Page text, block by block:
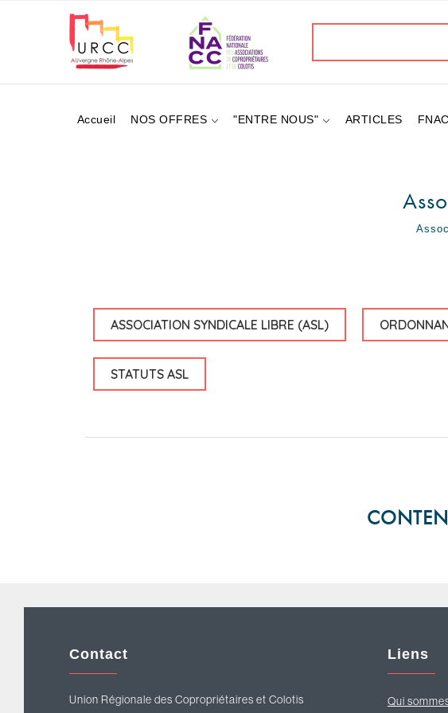
Accueil NOS OFFRES "ENTRE NOUS" ARTICLES
ASSOCIATION SYNDICALE LIBRE (ASL)
STATUTS ASL
Contact
Union Régionale des Copropriétaires et Colotis
Liens
Qui